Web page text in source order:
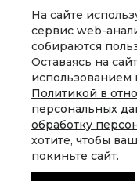
На сайте
сервис web-
собираются
Оставаясь на
использованием
Политикой в
персональных
обработку
хотите, чтобы
покиньте сайт.
г.